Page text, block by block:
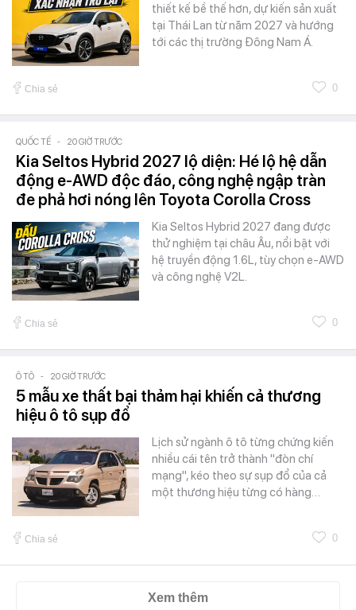
thiết kế bề thế hơn, dự kiến sản xuất
tại Thái Lan từ năm 2027 và hướng
tới các thị trường Đông Nam Á.
Chia sẻ 0
QUỐC TẾ - 20 GIỜ TRƯỚC
Kia Seltos Hybrid 2027 lộ diện: Hé lộ hệ dẫn
động e-AWD độc đáo, công nghệ ngập tràn
đe phả hơi nóng lên Toyota Corolla Cross
Kia Seltos Hybrid 2027 đang được
thử nghiệm tại châu Âu, nổi bật với
hệ truyền động 1.6L, tùy chọn e-AWD
và công nghệ V2L.
Chia sẻ 0
Ô TÔ - 20 GIỜ TRƯỚC
5 mẫu xe thất bại thảm hại khiến cả thương
hiệu ô tô sụp đổ
Lịch sử ngành ô tô từng chứng kiến
nhiều cái tên trở thành "đòn chí
mạng", kéo theo sự sụp đổ của cả
một thương hiệu từng có hàng…
Chia sẻ 0
Xem thêm